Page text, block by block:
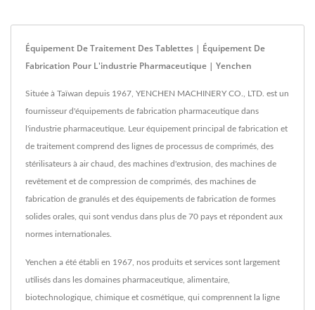
Équipement De Traitement Des Tablettes | Équipement De
Fabrication Pour L'industrie Pharmaceutique | Yenchen
Située à Taïwan depuis 1967, YENCHEN MACHINERY CO., LTD. est un
fournisseur d'équipements de fabrication pharmaceutique dans
l'industrie pharmaceutique. Leur équipement principal de fabrication et
de traitement comprend des lignes de processus de comprimés, des
stérilisateurs à air chaud, des machines d'extrusion, des machines de
revêtement et de compression de comprimés, des machines de
fabrication de granulés et des équipements de fabrication de formes
solides orales, qui sont vendus dans plus de 70 pays et répondent aux
normes internationales.
Yenchen a été établi en 1967, nos produits et services sont largement
utilisés dans les domaines pharmaceutique, alimentaire,
biotechnologique, chimique et cosmétique, qui comprennent la ligne